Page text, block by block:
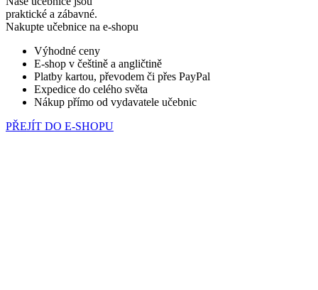
praktické a zábavné.
Nakupte učebnice na e-shopu
Výhodné ceny
E-shop v češtině a angličtině
Platby kartou, převodem či přes PayPal
Expedice do celého světa
Nákup přímo od vydavatele učebnic
PŘEJÍT DO E-SHOPU